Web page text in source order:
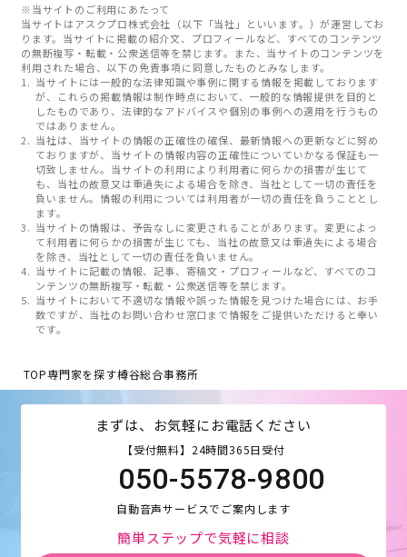
※当サイトのご利用にあたって
当サイトはアスクプロ株式会社（以下「当社」といいます。）が運営してお
ります。当サイトに掲載の紹介文、プロフィールなど、すべてのコンテンツ
の無断複写・転載・公衆送信等を禁じます。また、当サイトのコンテンツを
利用された場合、以下の免責事項に同意したものとみなします。
当サイトには一般的な法律知識や事例に関する情報を掲載しております
が、これらの掲載情報は制作時点において、一般的な情報提供を目的と
したものであり、法律的なアドバイスや個別の事例への適用を行うもの
ではありません。
当社は、当サイトの情報の正確性の確保、最新情報への更新などに努め
ておりますが、当サイトの情報内容の正確性についていかなる保証も一
切致しません。当サイトの利用により利用者に何らかの損害が生じて
も、当社の故意又は重過失による場合を除き、当社として一切の責任を
負いません。情報の利用については利用者が一切の責任を負うこととし
ます。
当サイトの情報は、予告なしに変更されることがあります。変更によっ
て利用者に何らかの損害が生じても、当社の故意又は重過失による場合
を除き、当社として一切の責任を負いません。
当サイトに記載の情報、記事、寄稿文・プロフィールなど、すべてのコ
ンテンツの無断複写・転載・公衆送信等を禁じます。
当サイトにおいて不適切な情報や誤った情報を見つけた場合には、お手
数ですが、当社のお問い合わせ窓口まで情報をご提供いただけると幸い
です。
TOP専門家を探す樽谷総合事務所
まずは、お気軽にお電話ください
【受付無料】24時間365日受付
050-5578-9800
自動音声サービスでご案内します
簡単ステップで気軽に相談